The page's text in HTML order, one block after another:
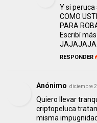
Y si
COMO
PARA
Escribí
RESPONDER
Anónimo diciembre
Quiero llevar
criptopeluca
misma